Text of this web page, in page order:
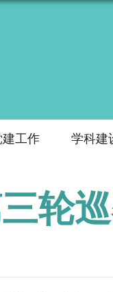
建工作 学科建
轮